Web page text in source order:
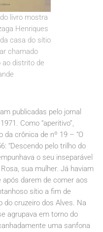
livro mostra
Henriques
casa do sítio
chamado
ao distrito de
publicadas pelo jornal
Como “aperitivo”,
da crônica de nº 19 – “O
“Descendo pelo trilho do
o seu inseparável
sua mulher. Já haviam
após darem de comer aos
sítio a fim de
do cruzeiro dos Alves. Na
agrupava em torno do
uma sanfona